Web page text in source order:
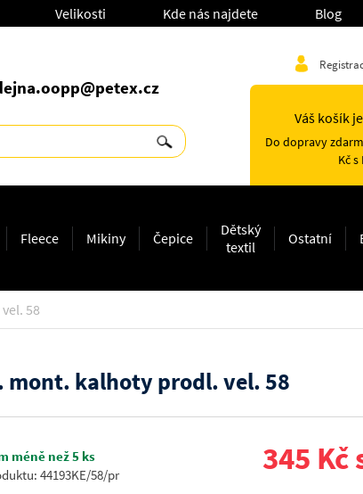
Velikosti Kde nás najdete Blog
Váš košík
Do dopravy
Kč s
Fleece Mikiny Čepice
Dětský
textil
Ostatní
58
mont. kalhoty prodl. vel. 58
méně než 5 ks
44193KE/58/pr
345 Kč